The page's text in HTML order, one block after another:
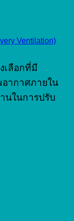
Ventilation)
เลือกที่มี
ากาศภายใน
นในการปรับ